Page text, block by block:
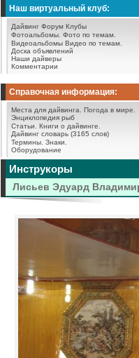
Наш виртуальный клуб:
Дайвинг Форум Клубы
Фотоальбомы. Фото по темам.
Видеоальбомы Видео по темам.
Доска объявлений
Наши дайверы
Комментарии
Справочная информация:
Места для дайвинга.
Погода в мире.
Энциклопедия рыб
Статьи.
Книги о дайвинге.
Дайвинг словарь (3165 слов)
Термины. Знаки.
Оборудование
Инструкоры
Лисьев Эдуард